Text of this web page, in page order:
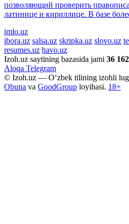
позволяющий проверить
латинице и кириллице. В базе
imlo.uz
ibora.uz salsa.uz skripka.uz slovo.uz
resumes.uz havo.uz
Izoh.uz saytining bazasida jami 36 162
Aloqa Telegram
© Izoh.uz — O‘zbek tilining izohli
Obuna va GoodGroup loyihasi. 18+